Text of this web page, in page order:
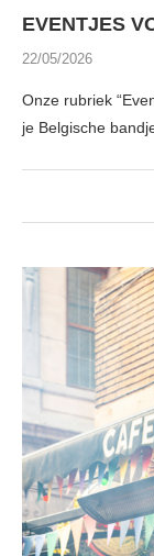
EVENTJES
22/05/2026
Onze rubriek
je Belgische